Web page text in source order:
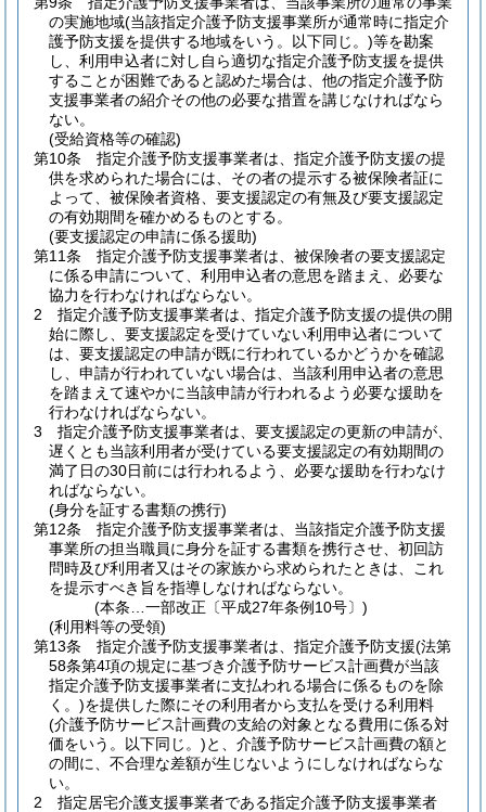
の実施地域(当該指定介護予防支援事業所が通常時に指定介
護予防支援を提供する地域をいう。以下同じ。)等を勘案
し、利用申込者に対し自ら適切な指定介護予防支援を提供
することが困難であると認めた場合は、他の指定介護予防
支援事業者の紹介その他の必要な措置を講じなければなら
ない。
(受給資格等の確認)
第10条
指定介護予防支援事業者は、指定介護予防支援の提
供を求められた場合には、その者の提示する被保険者証に
よって、被保険者資格、要支援認定の有無及び要支援認定
の有効期間を確かめるものとする。
(要支援認定の申請に係る援助)
第11条
指定介護予防支援事業者は、被保険者の要支援認定
に係る申請について、利用申込者の意思を踏まえ、必要な
協力を行わなければならない。
2
指定介護予防支援事業者は、指定介護予防支援の提供の開
始に際し、要支援認定を受けていない利用申込者について
は、要支援認定の申請が既に行われているかどうかを確認
し、申請が行われていない場合は、当該利用申込者の意思
を踏まえて速やかに当該申請が行われるよう必要な援助を
行わなければならない。
3
指定介護予防支援事業者は、要支援認定の更新の申請が、
遅くとも当該利用者が受けている要支援認定の有効期間の
満了日の30日前には行われるよう、必要な援助を行わなけ
ればならない。
(身分を証する書類の携行)
第12条
指定介護予防支援事業者は、当該指定介護予防支援
事業所の担当職員に身分を証する書類を携行させ、初回訪
問時及び利用者又はその家族から求められたときは、これ
を提示すべき旨を指導しなければならない。
(本条…一部改正〔平成27年条例10号〕)
(利用料等の受領)
第13条
指定介護予防支援事業者は、指定介護予防支援(法第
58条第4項の規定に基づき介護予防サービス計画費が当該
指定介護予防支援事業者に支払われる場合に係るものを除
く。)を提供した際にその利用者から支払を受ける利用料
(介護予防サービス計画費の支給の対象となる費用に係る対
価をいう。以下同じ。)と、介護予防サービス計画費の額と
の間に、不合理な差額が生じないようにしなければならな
い。
2
指定居宅介護支援事業者である指定介護予防支援事業者